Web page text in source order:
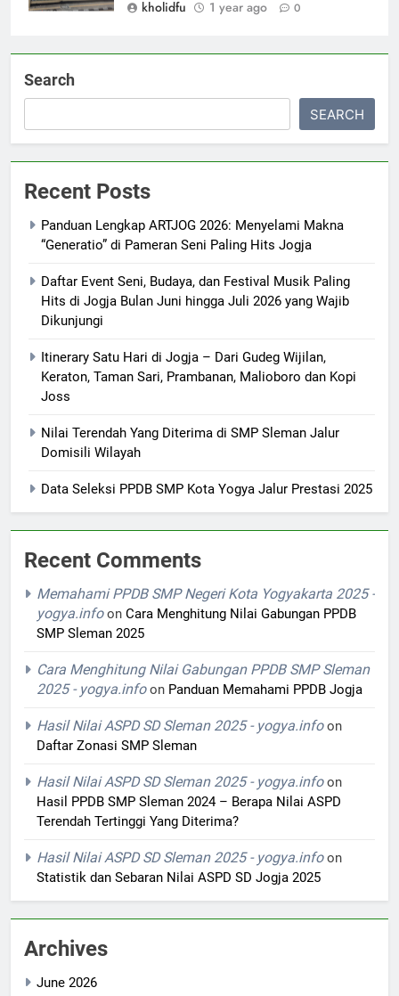
kholidfu
1 year ago 0
Search
SEARCH
Recent Posts
Panduan Lengkap ARTJOG 2026: Menyelami Makna
“Generatio” di Pameran Seni Paling Hits Jogja
Daftar Event Seni, Budaya, dan Festival Musik Paling
Hits di Jogja Bulan Juni hingga Juli 2026 yang Wajib
Dikunjungi
Itinerary Satu Hari di Jogja – Dari Gudeg Wijilan,
Keraton, Taman Sari, Prambanan, Malioboro dan Kopi
Joss
Nilai Terendah Yang Diterima di SMP Sleman Jalur
Domisili Wilayah
Data Seleksi PPDB SMP Kota Yogya Jalur Prestasi 2025
Recent Comments
Memahami PPDB SMP Negeri Kota Yogyakarta 2025 -
yogya.infoon Cara Menghitung Nilai Gabungan PPDB
SMP Sleman 2025
Cara Menghitung Nilai Gabungan PPDB SMP Sleman
2025 - yogya.infoon Panduan Memahami PPDB Jogja
Hasil Nilai ASPD SD Sleman 2025 - yogya.infoon
Daftar Zonasi SMP Sleman
Hasil Nilai ASPD SD Sleman 2025 - yogya.infoon
Hasil PPDB SMP Sleman 2024 – Berapa Nilai ASPD
Terendah Tertinggi Yang Diterima?
Hasil Nilai ASPD SD Sleman 2025 - yogya.infoon
Statistik dan Sebaran Nilai ASPD SD Jogja 2025
Archives
June 2026